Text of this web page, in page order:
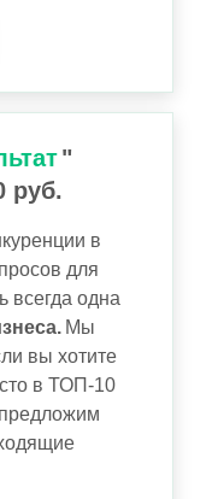
"
руб.
в
для
всегда одна
Мы
вы хотите
в ТОП-10